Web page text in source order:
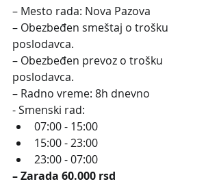
– Mesto rada: Nova Pazova
– Obezbeđen smeštaj o trošku
poslodavca.
– Obezbeđen prevoz o trošku
poslodavca.
– Radno vreme: 8h dnevno
- Smenski rad:
07:00 - 15:00
15:00 - 23:00
23:00 - 07:00
– Zarada 60.000 rsd